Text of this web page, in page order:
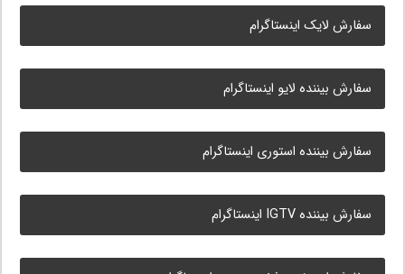
سفارش لایک اینستاگرام
سفارش بیننده لایو اینستاگرام
سفارش بیننده استوری اینستاگرام
سفارش بیننده IGTV اینستاگرام